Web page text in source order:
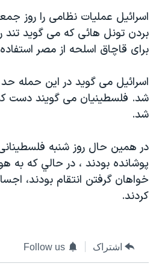
فرهنگ و زندگی
حقوق شهروندی
علم و فناوری
اسرائیل در جنگ
آرشیو پخش زنده
مستندها
انتخابات ریاست جمهوری آمریکا ۲۰۲۴
رمز مهسا
ورزش زنان در ایران
مجموعه مستندهای دادخواهی
تریبونال مردمی آبان ۹۸
اعتراضات مردمی آبان ۹۸
دنبال کنید
زبانهای مختلف
اسرائيل عمليات نظامی را روز
بردن تونل هائی که می گويد تند
برای قاچاق اسلحه از مصر
اسرائيل می گويد در اين حمله
شد.
در همين حال روز شنبه
پوشانده بودند ، در حالي که به
خواهان گرفتن انتقام بودند،
کردند.
اشتراک Follow us